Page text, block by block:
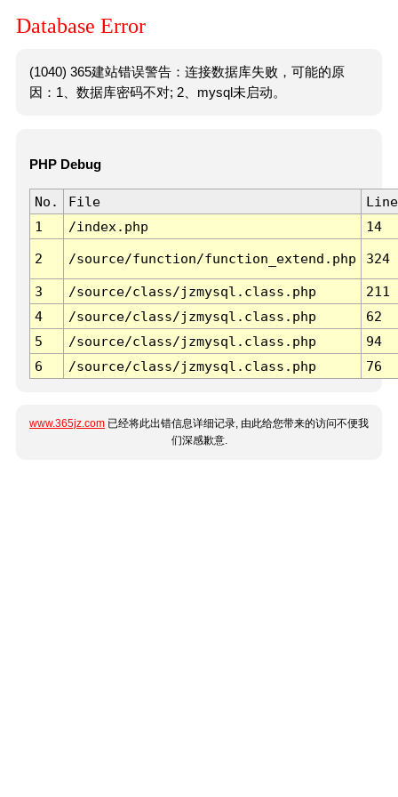
Database Error
(1040) 365建站错误警告：连接数据库失败，可能的原
因：1、数据库密码不对; 2、mysql未启动。
PHP Debug
No. File
Line
1
/index.php 14
2 /source/function/function_extend.php 324
3 /source/class/jzmysql.class.php
211
4
/source/class/jzmysql.class.php
62
5
/source/class/jzmysql.class.php
94
6
/source/class/jzmysql.class.php 76
www.365jz.com 已经将此出错信息详细记录, 由此给您带来的访问不便我
们深感歉意.